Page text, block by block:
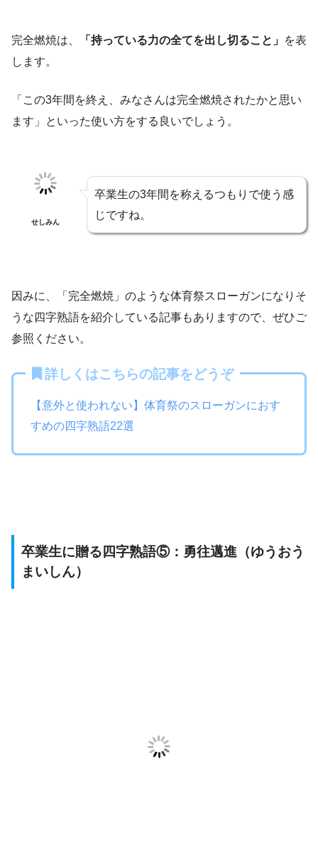
完全燃焼は、 「持っている力の全てを出し切ること」 を表
します。
「この3年間を終え、みなさんは完全燃焼されたかと思い
ます」といった使い方をする良いでしょう。
せしみん
卒業生の3年間を称えるつもりで使う感
じですね。
因みに、「完全燃焼」のような体育祭スローガンになりそ
うな四字熟語を紹介している記事もありますので、ぜひご
参照ください。
詳しくはこちらの記事をどうぞ
【意外と使われない】体育祭のスローガンにおす
すめの四字熟語22選
卒業生に贈る四字熟語⑤：勇往邁進（ゆうおう
まいしん）